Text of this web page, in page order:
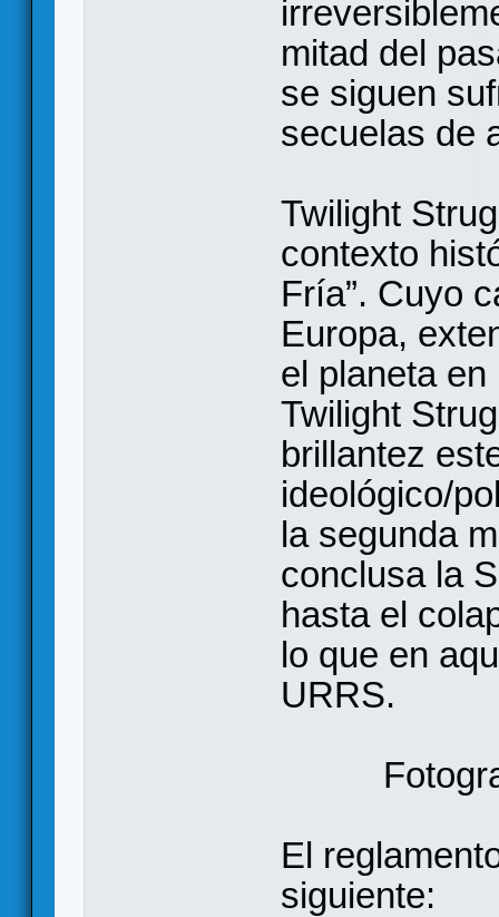
mitad del
se siguen
secuelas de
Twilight
contexto
Fría”. Cuyo
Europa,
el planeta
Twilight
brillantez
ideológico/
la segunda
conclusa la
hasta el
lo que en
URRS.
El
siguiente: